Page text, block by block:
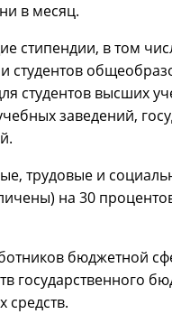
в месяц.
стипендии, в том
студентов
студентов высших
заведений,
трудовые и
на 30
бюджетной
государственного
средств.